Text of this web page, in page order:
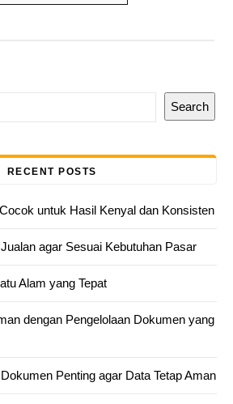
Search
RECENT POSTS
untuk Hasil Kenyal dan Konsisten
agar Sesuai Kebutuhan Pasar
Alam yang Tepat
dengan Pengelolaan Dokumen yang
Penting agar Data Tetap Aman